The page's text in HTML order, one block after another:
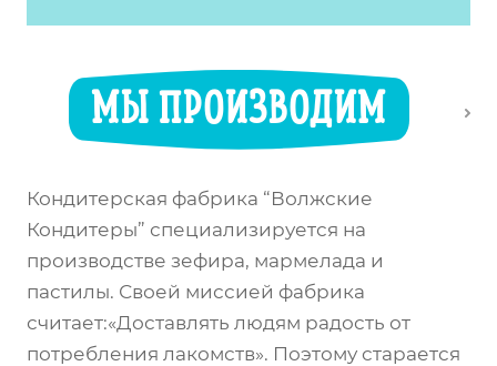
МЫ ПРОИЗВОДИМ
Кондитерская фабрика “Волжские
Кондитеры” специализируется на
производстве зефира, мармелада и
пастилы. Своей миссией фабрика
считает:«Доставлять людям радость от
потребления лакомств». Поэтому старается